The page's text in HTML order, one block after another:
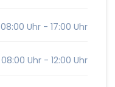
08:00 Uhr - 17:00 Uhr
08:00 Uhr - 12:00 Uhr